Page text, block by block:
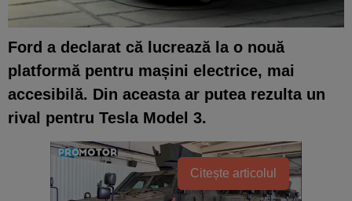
Ford a declarat că lucrează la o nouă
platformă pentru mașini electrice, mai
accesibilă. Din aceasta ar putea rezulta un
rival pentru Tesla Model 3.
Citește articolul